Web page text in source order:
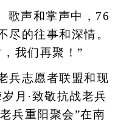
声和掌声中，76
尽的往事和深情。
我们再聚！”
志愿者联盟和现
月·致敬抗战老兵
兵重阳聚会”在南